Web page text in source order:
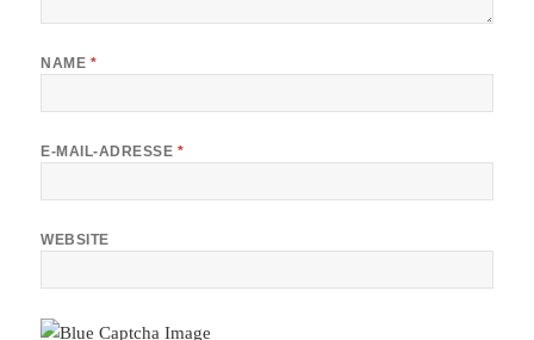
NAME *
E-MAIL-ADRESSE *
WEBSITE